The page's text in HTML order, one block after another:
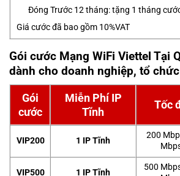
Đóng Trước 12 tháng: tặng 1 tháng
Giá cước đã bao gồm 10%VAT
Gói cước Mạng WiFi Viettel Tại
dành cho doanh nghiệp, tổ chức
Gói
cước
Miễn Phí IP
Tĩnh
Tốc
VIP200 1 IP Tĩnh
200
VIP500 1 IP Tĩnh
500